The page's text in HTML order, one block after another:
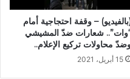
– وقفة احتجاجية أمام
شعارات ضدّ المشيشي
محاولات تركيع الإعلام..
15 أبريل، 2021